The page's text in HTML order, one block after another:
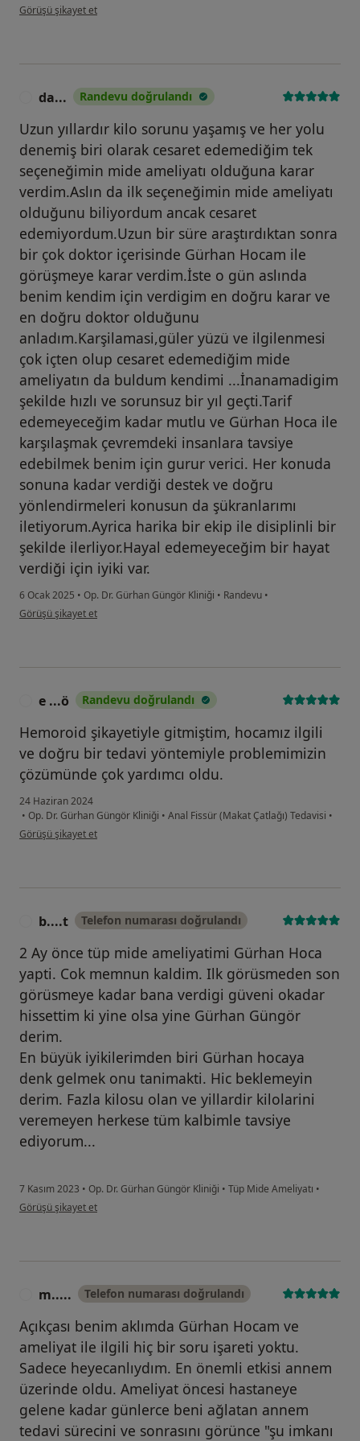
kullanıcının görüşüne göre s....h
Görüşü şikayet et
da... Randevu doğrulandı
Uzun yıllardır kilo sorunu yaşamış ve her yolu
denemiş biri olarak cesaret edemediğim tek
seçeneğimin mide ameliyatı olduğuna karar
verdim.Aslın da ilk seçeneğimin mide ameliyatı
olduğunu biliyordum ancak cesaret
edemiyordum.Uzun bir süre araştırdıktan sonra
bir çok doktor içerisinde Gürhan Hocam ile
görüşmeye karar verdim.İste o gün aslında
benim kendim için verdigim en doğru karar ve
en doğru doktor olduğunu
anladım.Karşilamasi,güler yüzü ve ilgilenmesi
çok içten olup cesaret edemediğim mide
ameliyatın da buldum kendimi ...İnanamadigim
şekilde hızlı ve sorunsuz bir yıl geçti.Tarif
edemeyeceğim kadar mutlu ve Gürhan Hoca ile
karşılaşmak çevremdeki insanlara tavsiye
edebilmek benim için gurur verici. Her konuda
sonuna kadar verdiği destek ve doğru
yönlendirmeleri konusun da şükranlarımı
iletiyorum.Ayrica harika bir ekip ile disiplinli bir
şekilde ilerliyor.Hayal edemeyeceğim bir hayat
verdiği için iyiki var.
6 Ocak 2025 • Op. Dr. Gürhan Güngör Kliniği • Randevu •
kullanıcının görüşüne göre da...
Görüşü şikayet et
e ...ö Randevu doğrulandı
Hemoroid şikayetiyle gitmiştim, hocamız ilgili
ve doğru bir tedavi yöntemiyle problemimizin
çözümünde çok yardımcı oldu.
24 Haziran 2024
• Op. Dr. Gürhan Güngör Kliniği • Anal Fissür (Makat Çatlağı) Tedavisi •
kullanıcının görüşüne göre e ...ö
Görüşü şikayet et
b....t Telefon numarası doğrulandı
2 Ay önce tüp mide ameliyatimi Gürhan Hoca
yapti. Cok memnun kaldim. Ilk görüsmeden son
görüsmeye kadar bana verdigi güveni okadar
hissettim ki yine olsa yine Gürhan Güngör
derim.
En büyük iyikilerimden biri Gürhan hocaya
denk gelmek onu tanimakti. Hic beklemeyin
derim. Fazla kilosu olan ve yillardir kilolarini
veremeyen herkese tüm kalbimle tavsiye
ediyorum...
7 Kasım 2023 • Op. Dr. Gürhan Güngör Kliniği • Tüp Mide Ameliyatı •
kullanıcının görüşüne göre b....t
Görüşü şikayet et
m..... Telefon numarası doğrulandı
Açıkçası benim aklımda Gürhan Hocam ve
ameliyat ile ilgili hiç bir soru işareti yoktu.
Sadece heyecanlıydım. En önemli etkisi annem
üzerinde oldu. Ameliyat öncesi hastaneye
gelene kadar günlerce beni ağlatan annem
tedavi sürecini ve sonrasını görünce "şu imkanı